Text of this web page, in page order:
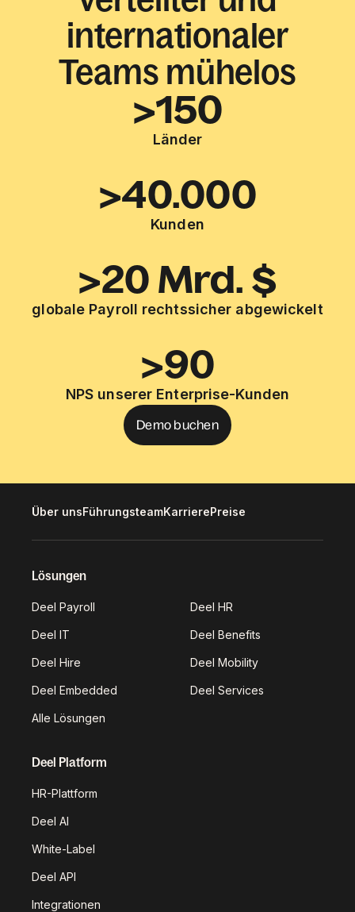
internationaler
Teams mühelos
>150
Länder
>40.000
Kunden
>20 Mrd. $
globale Payroll rechtssicher abgewickelt
>90
NPS unserer Enterprise-Kunden
Demo buchen
Über unsFührungsteamKarrierePreise
Lösungen
Deel Payroll Deel HR
Deel IT Deel Benefits
Deel Hire Deel Mobility
Deel Embedded Deel Services
Alle Lösungen
Deel Platform
HR-Plattform
Deel AI
White-Label
Deel API
Integrationen